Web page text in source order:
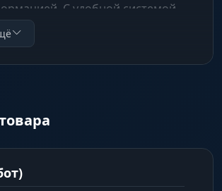
С удобной системой
обмена конфигами вы всегда
к бою.